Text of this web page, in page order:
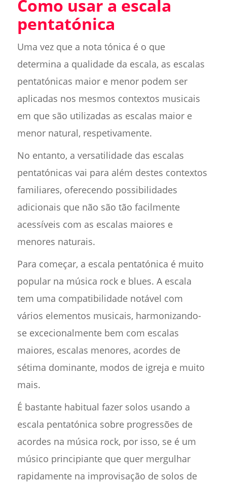
Como usar a escala
pentatónica
Uma vez que a nota tónica é o que
determina a qualidade da escala, as escalas
pentatónicas maior e menor podem ser
aplicadas nos mesmos contextos musicais
em que são utilizadas as escalas maior e
menor natural, respetivamente.
No entanto, a versatilidade das escalas
pentatónicas vai para além destes contextos
familiares, oferecendo possibilidades
adicionais que não são tão facilmente
acessíveis com as escalas maiores e
menores naturais.
Para começar, a escala pentatónica é muito
popular na música rock e blues. A escala
tem uma compatibilidade notável com
vários elementos musicais, harmonizando-
se excecionalmente bem com escalas
maiores, escalas menores, acordes de
sétima dominante, modos de igreja e muito
mais.
É bastante habitual fazer solos usando a
escala pentatónica sobre progressões de
acordes na música rock, por isso, se é um
músico principiante que quer mergulhar
rapidamente na improvisação de solos de